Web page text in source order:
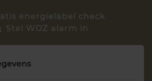
energielabel check
Stel WOZ alarm in